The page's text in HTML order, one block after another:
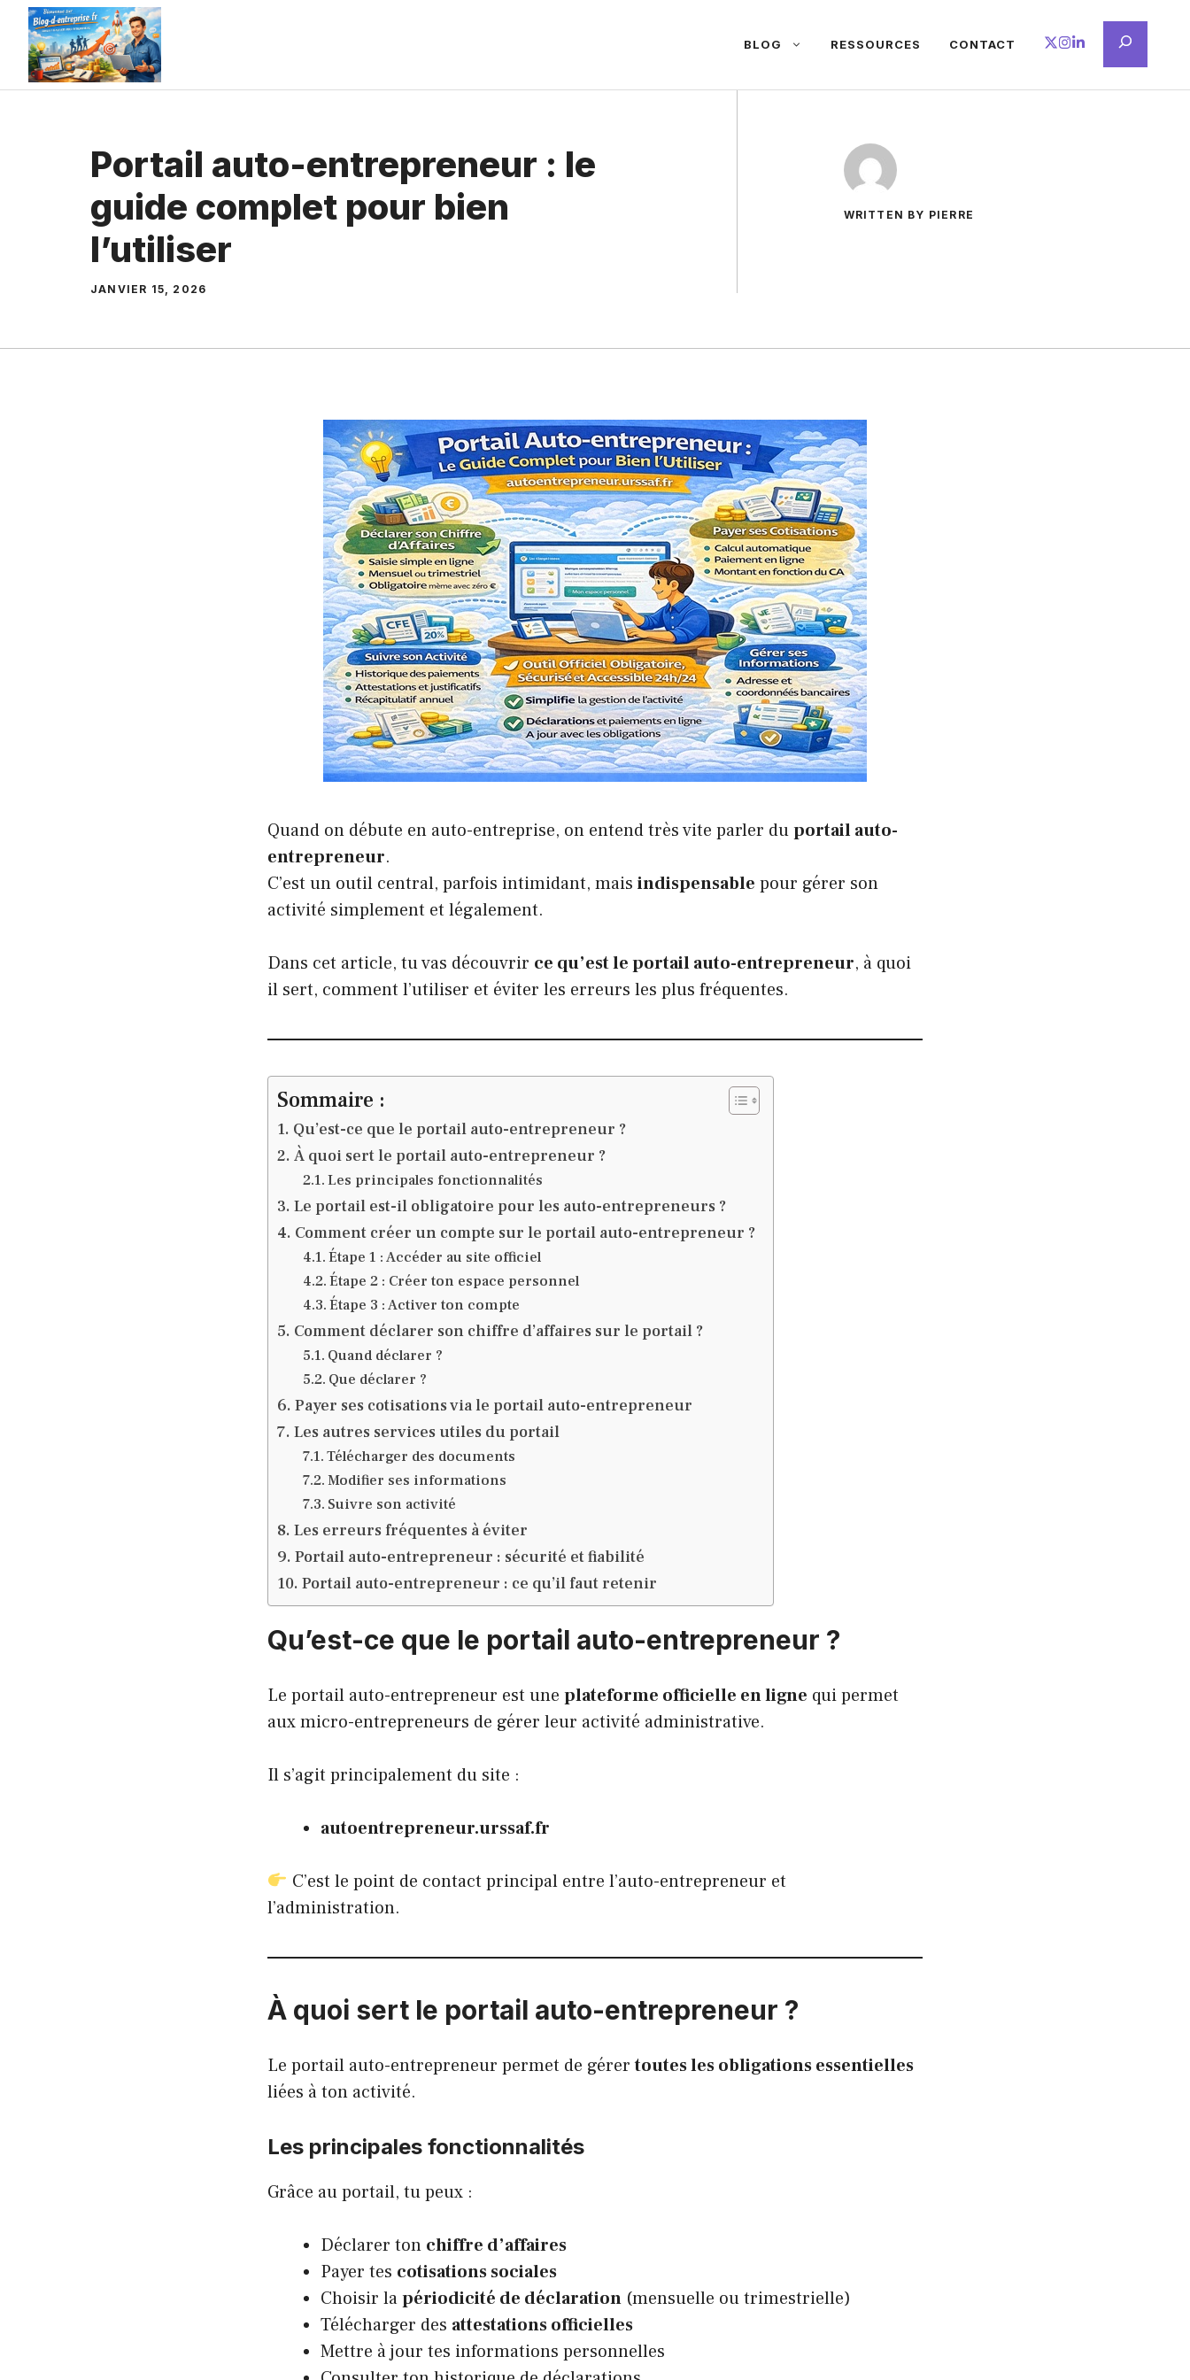
Aller
contenu
BLOG RESSOURCES CONTACT
Portail auto-entrepreneur : le
guide complet pour bien
l’utiliser
JANVIER 15, 2026
WRITTEN BY PIERRE
Quand on débute en auto-entreprise, on entend très vite parler duportail auto-
entrepreneur.
C’est un outil central, parfois intimidant, mais indispensable pour gérer son
activité simplement et légalement.
Dans cet article, tu vas découvrir ce qu’est le portail auto-entrepreneur, à quoi
il sert, comment l’utiliser et éviter les erreurs les plus fréquentes.
Sommaire :
Qu’est-ce que le portail auto-entrepreneur ?
À quoi sert le portail auto-entrepreneur ?
Les principales fonctionnalités
Le portail est-il obligatoire pour les auto-entrepreneurs ?
Comment créer un compte sur le portail auto-entrepreneur ?
Étape 1 : Accéder au site officiel
Étape 2 : Créer ton espace personnel
Étape 3 : Activer ton compte
Comment déclarer son chiffre d’affaires sur le portail ?
Quand déclarer ?
Que déclarer ?
Payer ses cotisations via le portail auto-entrepreneur
Les autres services utiles du portail
Télécharger des documents
Modifier ses informations
Suivre son activité
Les erreurs fréquentes à éviter
Portail auto-entrepreneur : sécurité et fiabilité
Portail auto-entrepreneur : ce qu’il faut retenir
Qu’est-ce que le portail auto-entrepreneur ?
Le portail auto-entrepreneur est une plateforme officielle en ligne qui permet
aux micro-entrepreneurs de gérer leur activité administrative.
Il s’agit principalement du site :
autoentrepreneur.urssaf.fr
C’est le point de contact principal entre l’auto-entrepreneur et
l’administration.
À quoi sert le portail auto-entrepreneur ?
Le portail auto-entrepreneur permet de gérertoutes les obligations essentielles
liées à ton activité.
Les principales fonctionnalités
Grâce au portail, tu peux :
Déclarer ton chiffre d’affaires
Payer tes cotisations sociales
Choisir lapériodicité de déclaration (mensuelle ou trimestrielle)
Télécharger des attestations officielles
Mettre à jour tes informations personnelles